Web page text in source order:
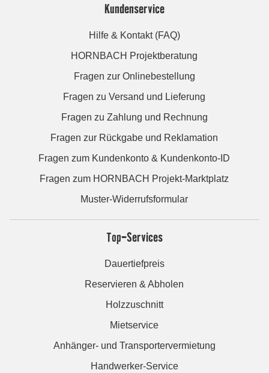
Kundenservice
Hilfe & Kontakt (FAQ)
HORNBACH Projektberatung
Fragen zur Onlinebestellung
Fragen zu Versand und Lieferung
Fragen zu Zahlung und Rechnung
Fragen zur Rückgabe und Reklamation
Fragen zum Kundenkonto & Kundenkonto-ID
Fragen zum HORNBACH Projekt-Marktplatz
Muster-Widerrufsformular
Top-Services
Dauertiefpreis
Reservieren & Abholen
Holzzuschnitt
Mietservice
Anhänger- und Transportervermietung
Handwerker-Service